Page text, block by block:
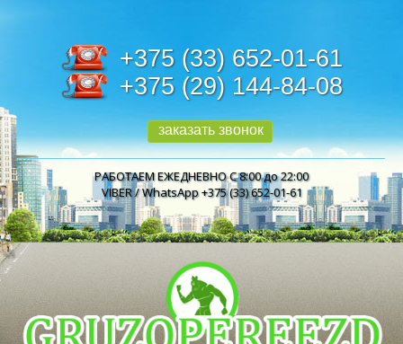
+375 (33) 652-01-61
+375 (29) 144-84-08
заказать звонок
РАБОТАЕМ ЕЖЕДНЕВНО С 8:00 до 22:00
VIBER / WhatsApp +375 (33) 652-01-61